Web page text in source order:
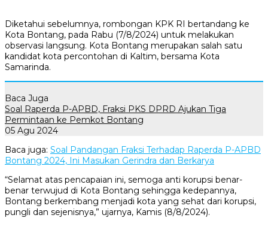
Diketahui sebelumnya, rombongan KPK RI bertandang ke
Kota Bontang, pada Rabu (7/8/2024) untuk melakukan
observasi langsung. Kota Bontang merupakan salah satu
kandidat kota percontohan di Kaltim, bersama Kota
Samarinda.
Baca Juga
Soal Raperda P-APBD, Fraksi PKS DPRD Ajukan Tiga
Permintaan ke Pemkot Bontang
05 Agu 2024
Baca juga: Soal Pandangan Fraksi Terhadap Raperda P-APBD
Bontang 2024, Ini Masukan Gerindra dan Berkarya
“Selamat atas pencapaian ini, semoga anti korupsi benar-
benar terwujud di Kota Bontang sehingga kedepannya,
Bontang berkembang menjadi kota yang sehat dari korupsi,
pungli dan sejenisnya,” ujarnya, Kamis (8/8/2024).